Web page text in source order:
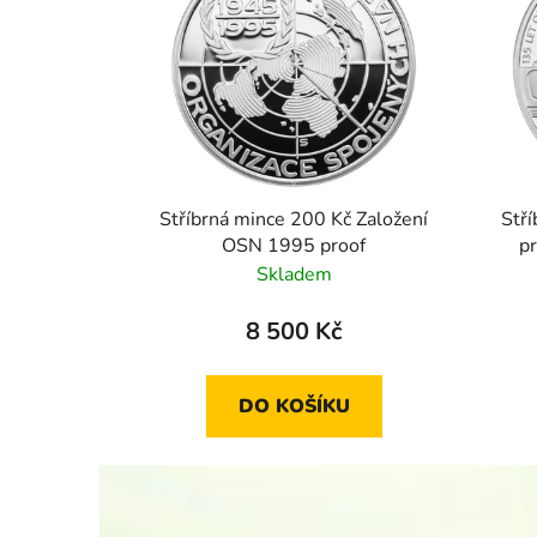
Stříbrná mince 200 Kč Založení
OSN 1995 proof
Skladem
8 500 Kč
DO KOŠÍKU